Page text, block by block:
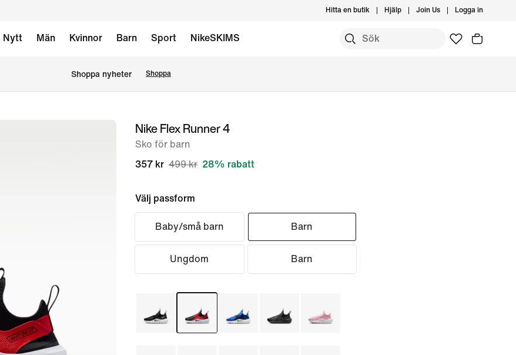
Hitta en butik Hjälp Join Us Logga in
Nytt Män Kvinnor Barn Sport NikeSKIMS
Shoppa nyheter Shoppa
Nike Flex Runner 4
Sko för barn
357 kr 499 kr 28% rabatt
Välj passform
Baby/små barn Barn
Ungdom Barn